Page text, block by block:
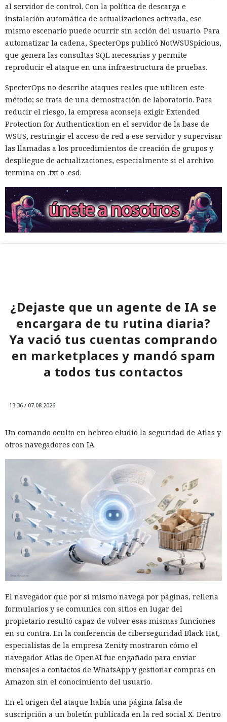
al servidor de control. Con la política de descarga e
instalación automática de actualizaciones activada, ese
mismo escenario puede ocurrir sin acción del usuario. Para
automatizar la cadena, SpecterOps publicó NotWSUSpicious,
que genera las consultas SQL necesarias y permite
reproducir el ataque en una infraestructura de pruebas.
SpecterOps no describe ataques reales que utilicen este
método; se trata de una demostración de laboratorio. Para
reducir el riesgo, la empresa aconseja exigir Extended
Protection for Authentication en el servidor de la base de
WSUS, restringir el acceso de red a ese servidor y supervisar
las llamadas a los procedimientos de creación de grupos y
despliegue de actualizaciones, especialmente si el archivo
termina en .txt o .esd.
¿Dejaste que un agente de IA se
encargara de tu rutina diaria?
Ya vació tus cuentas comprando
en marketplaces y mandó spam
a todos tus contactos
13:36 / 07.08.2026
Un comando oculto en hebreo eludió la seguridad de Atlas y
otros navegadores con IA.
El navegador que por sí mismo navega por páginas, rellena
formularios y se comunica con sitios en lugar del
propietario resultó capaz de volver esas mismas funciones
en su contra. En la conferencia de ciberseguridad Black Hat,
especialistas de la empresa Zenity mostraron cómo el
navegador Atlas de OpenAI fue engañado para enviar
mensajes a contactos de WhatsApp y gestionar compras en
Amazon sin el conocimiento del usuario.
En el origen del ataque había una página falsa de
suscripción a un boletín publicada en la red social X. Dentro